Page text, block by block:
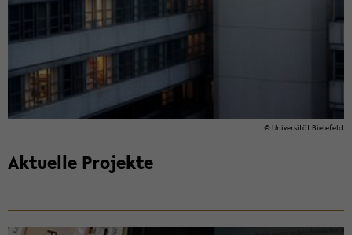
© Uni­ver­si­tät Bie­le­feld
Ak­tu­el­le Pro­jek­te